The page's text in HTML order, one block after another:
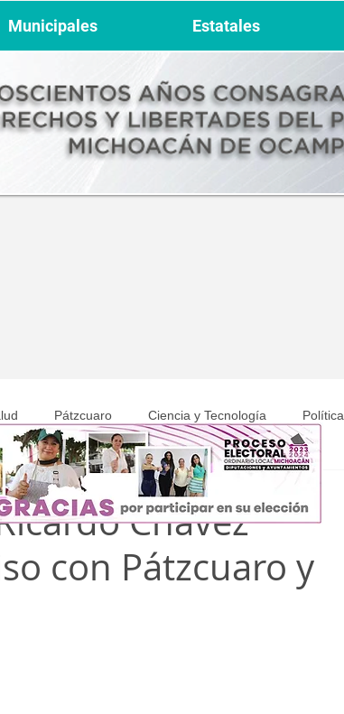
Pátzcuaro Ciencia y Tecnología Política
Chávez
con Pátzcuaro y
Municipales Estatales